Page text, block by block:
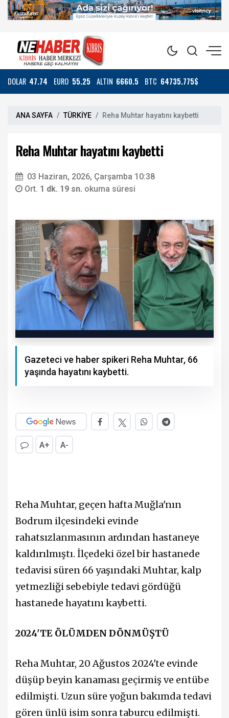
DOLAR 47.74 EURO 55.25 ALTIN 6660.5 BTC 64735.775$
ANA SAYFA TÜRKİYE Reha Muhtar hayatını kaybetti
Reha Muhtar hayatını kaybetti
03 Haziran, 2026, Çarşamba 10:38
Ort. 1 dk. 19 sn. okuma süresi
Gazeteci ve haber spikeri Reha Muhtar, 66
yaşında hayatını kaybetti.
A+ A-
Reha Muhtar, geçen hafta Muğla'nın
Bodrum ilçesindeki evinde
rahatsızlanmasının ardından hastaneye
kaldırılmıştı. İlçedeki özel bir hastanede
tedavisi süren 66 yaşındaki Muhtar, kalp
yetmezliği sebebiyle tedavi gördüğü
hastanede hayatını kaybetti.
2024'TE ÖLÜMDEN DÖNMÜŞTÜ
Reha Muhtar, 20 Ağustos 2024'te evinde
düşüp beyin kanaması geçirmiş ve entübe
edilmişti. Uzun süre yoğun bakımda tedavi
gören ünlü isim sonra taburcu edilmişti.